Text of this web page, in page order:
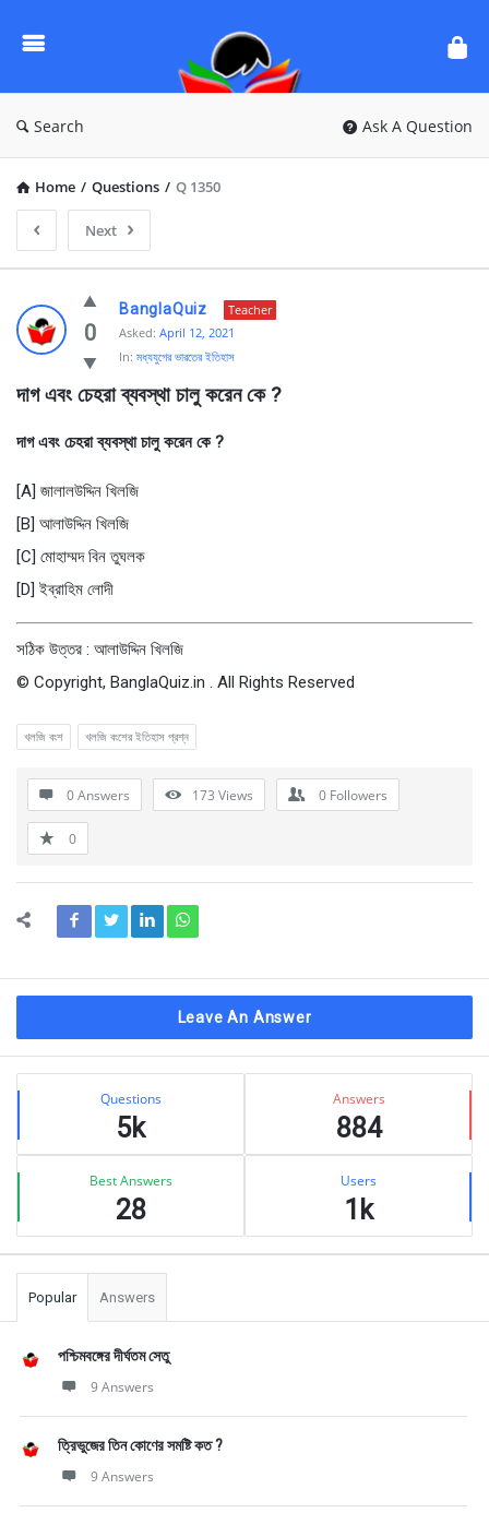
Questions
Search Ask A Question
Home / Questions / Q 1350
Next
Ask
Questions
BanglaQuiz
Latest
0
BanglaQuiz
Teacher
Asked: April 12, 2021
In: মধ্যযুগের ভারতের ইতিহাস
দাগ এবং চেহরা ব্যবস্থা চালু করেন কে ?
দাগ এবং চেহরা ব্যবস্থা চালু করেন কে ?
[A] জালালউদ্দিন খিলজি
[B] আলাউদ্দিন খিলজি
[C] মোহাম্মদ বিন তুঘলক
[D] ইব্রাহিম লোদী
সঠিক উত্তর : আলাউদ্দিন খিলজি
© Copyright, BanglaQuiz.in . All Rights Reserved
খলজি বংশ খলজি বংশের ইতিহাস প্রশ্ন
0 Answers 173 Views 0 Followers
0
Leave An Answer
Sidebar
Stats Questions
5k
Answers
884
Best Answers
28
Users
1k
Popular Answers
পশ্চিমবঙ্গের দীর্ঘতম সেতু
9 Answers
ত্রিভুজের তিন কোণের সমষ্টি কত ?
9 Answers